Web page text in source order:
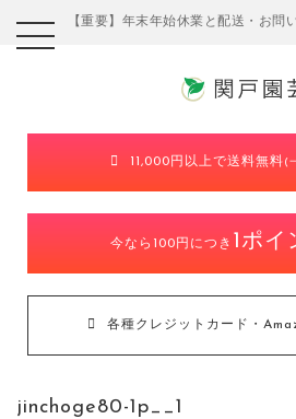
【重要】年末年始休業と配送・お問
11,000円以上で送料無料(
今なら100円につき 1ポイ
各種クレジットカード・
jinchoge80-1p__1